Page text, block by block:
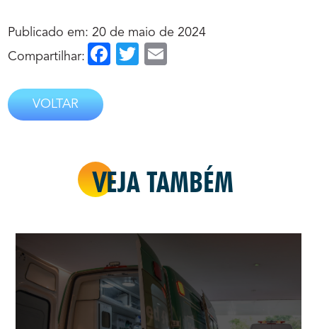
Publicado em: 20 de maio de 2024
Compartilhar:
Facebook
Twitter
VOLTAR
VEJA TAMBÉM